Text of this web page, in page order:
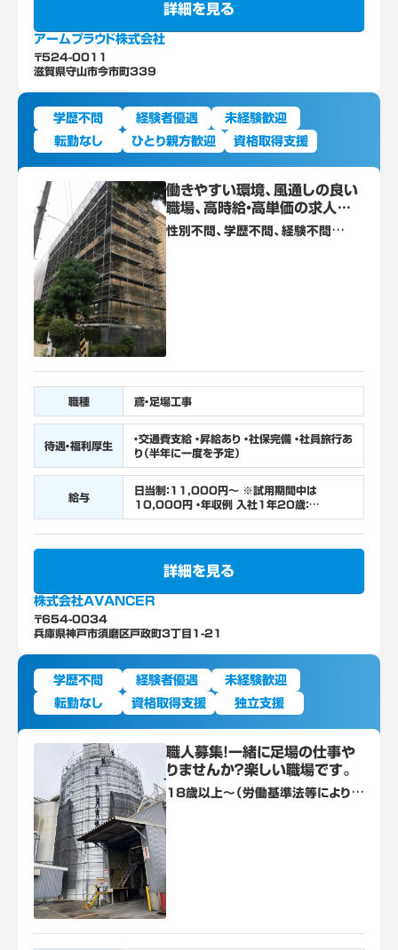
アームプラウド株式会社
〒524-0011
滋賀県守山市今市町339
詳細を見る
学歴不問 経験者優遇
未経験歓迎
転勤なし
ひとり親方歓迎 資格取得支援
働きやすい環境、風通しの良い
職場、高時給・高単価の求人を
お探しなら“AVANCER”へ！
性別不問、学歴不問、経験不問
いる/高所作業） ※準中型の免許あ
ると尚良 ※車の免許がなくても構
いません
職種 鳶・足場工事
待遇・福利厚生
・交通費支給 ・昇給あり ・社保完備 ・社員旅行あ
り（半年に一度を予定）
給与
日当制：11,000円～ ※試用期間中は
10,000円 ・年収例 入社1年20歳：
3,300,000円 入社5年30歳：
4,500,000円 入社8年40歳：
5,400,000円
株式会社AVANCER
〒654-0034
兵庫県神戸市須磨区戸政町3丁目1-21
詳細を見る
学歴不問 経験者優遇
未経験歓迎
転勤なし
資格取得支援 独立支援
職人募集！一緒に足場の仕事や
りませんか？楽しい職場です。
18歳以上～（労働基準法等により
18歳未満の就業が禁止されてい
る/高所作業） 中型免許所有者歓
迎。